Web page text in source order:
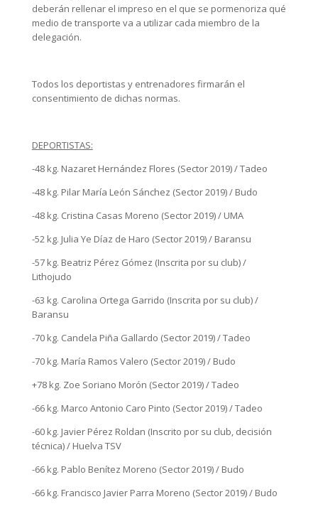
deberán rellenar el impreso en el que se pormenoriza qué
medio de transporte va a utilizar cada miembro de la
delegación.
Todos los deportistas y entrenadores firmarán el
consentimiento de dichas normas.
DEPORTISTAS:
-48 kg. Nazaret Hernández Flores (Sector 2019) / Tadeo
-48 kg. Pilar María León Sánchez (Sector 2019) / Budo
-48 kg. Cristina Casas Moreno (Sector 2019) / UMA
-52 kg. Julia Ye Díaz de Haro (Sector 2019) / Baransu
-57 kg. Beatriz Pérez Gómez (Inscrita por su club) /
Lithojudo
-63 kg. Carolina Ortega Garrido (Inscrita por su club) /
Baransu
-70 kg. Candela Piña Gallardo (Sector 2019) / Tadeo
-70 kg. María Ramos Valero (Sector 2019) / Budo
+78 kg. Zoe Soriano Morón (Sector 2019) / Tadeo
-66 kg. Marco Antonio Caro Pinto (Sector 2019) / Tadeo
-60 kg. Javier Pérez Roldan (Inscrito por su club, decisión
técnica) / Huelva TSV
-66 kg. Pablo Benítez Moreno (Sector 2019) / Budo
-66 kg. Francisco Javier Parra Moreno (Sector 2019) / Budo